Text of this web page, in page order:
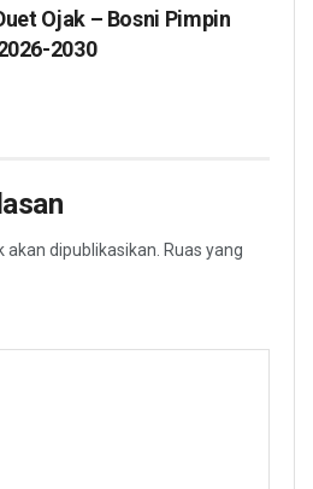
Ojak – Bosni Pimpin
2030
dipublikasikan. Ruas yang